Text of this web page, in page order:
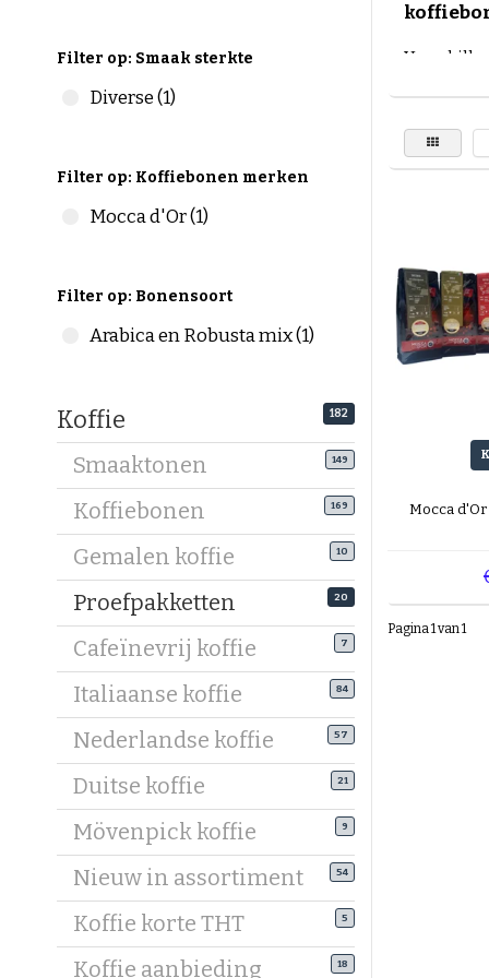
Filter op: Smaak sterkte
Diverse (1)
Filter op: Koffiebonen merken
Mocca d'Or (1)
Filter op: Bonensoort
Arabica en Robusta mix (1)
Koffie 182
Smaaktonen 149
Koffiebonen 169
Gemalen koffie 10
Proefpakketten 20
Cafeïnevrij koffie 7
Italiaanse koffie 84
Nederlandse koffie 57
Duitse koffie 21
Mövenpick koffie 9
Nieuw in assortiment 54
Koffie korte THT 5
Koffie aanbieding 18
Koffie is
een
in
bestelt
Heeft u
De
Mocca d'Or
Pagina 1 van 1